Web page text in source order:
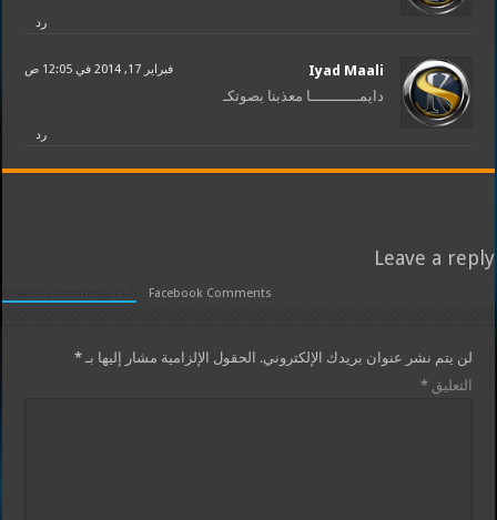
رد
Iyad Maali فبراير 17, 2014 في 12:05 ص
دايمـــــــــــا معذبنا بصوتكـ
رد
Leave a reply
Facebook Comments
لن يتم نشر عنوان بريدك الإلكتروني. الحقول الإلزامية مشار إليها بـ*
التعليق*